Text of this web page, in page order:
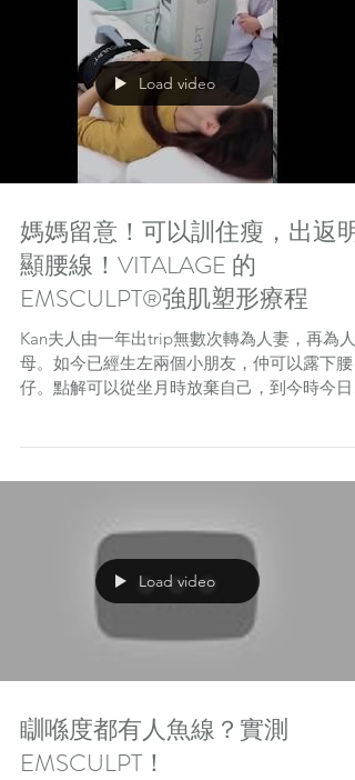
Load video
媽媽留意！可以訓住瘦，出返明
顯腰線！VITALAGE 的
EMSCULPT®強肌塑形療程
Kan夫人由一年出trip無數次轉為人妻，再為人
母。如今已經生左兩個小朋友，仲可以露下腰
仔。點解可以從坐月時放棄自己，到今時今日
Load video
瞓喺度都有人魚線？實測
EMSCULPT！